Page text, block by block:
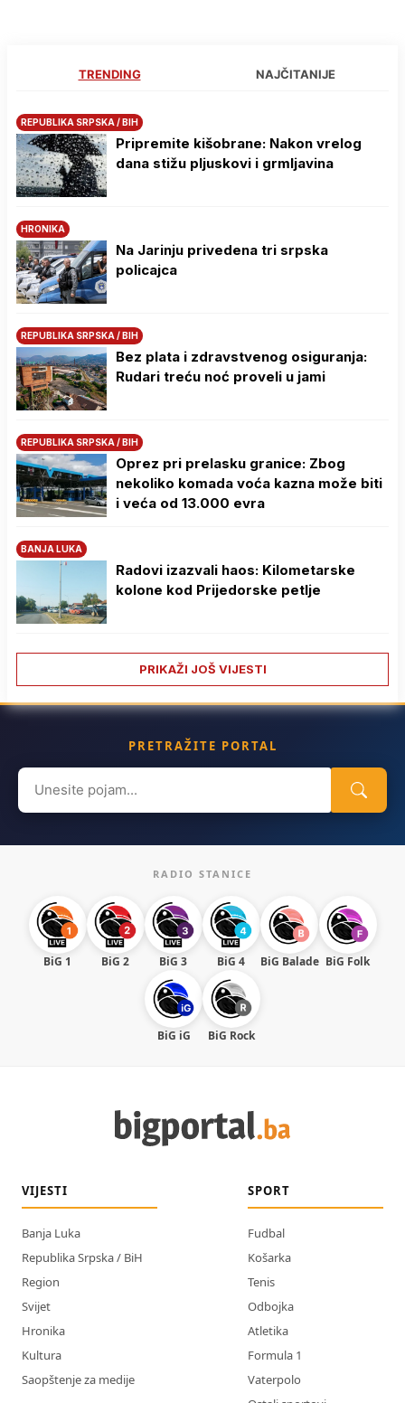
TRENDING NAJČITANIJE
REPUBLIKA SRPSKA / BIH
Pripremite kišobrane: Nakon vrelog
dana stižu pljuskovi i grmljavina
HRONIKA
Na Јarinju privedena tri srpska
policajca
REPUBLIKA SRPSKA / BIH
Bez plata i zdravstvenog osiguranja:
Rudari treću noć proveli u jami
REPUBLIKA SRPSKA / BIH
Oprez pri prelasku granice: Zbog
nekoliko komada voća kazna može biti
i veća od 13.000 evra
BANJA LUKA
Radovi izazvali haos: Kilometarske
kolone kod Prijedorske petlje
PRIKAŽI JOŠ VIJESTI
PRETRAŽITE PORTAL
Search
for:
RADIO STANICE
BiG 1 BiG 2 BiG 3 BiG 4 BiG Balade BiG Folk
BiG iG BiG Rock
VIJESTI
Banja Luka
Republika Srpska / BiH
Region
Svijet
Hronika
Kultura
Saopštenje za medije
SPORT
Fudbal
Košarka
Tenis
Odbojka
Atletika
Formula 1
Vaterpolo